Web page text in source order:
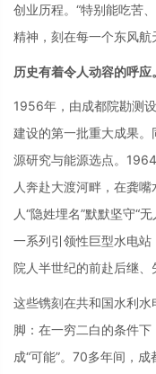
创业历程。“特别能吃苦
精神，刻在每一个东风航
历史有着令人动容的呼应。
1956年，由成都院勘测
建设的第一批重大成果
源研究与能源选点。
人奔赴大渡河畔，在龚
人“隐姓埋名”默默坚守“
一系列引领性巨型水电
院人半世纪的前赴后继、
这些镌刻在共和国水利
脚：在一穷二白的条件下
成“可能”。70多年间，